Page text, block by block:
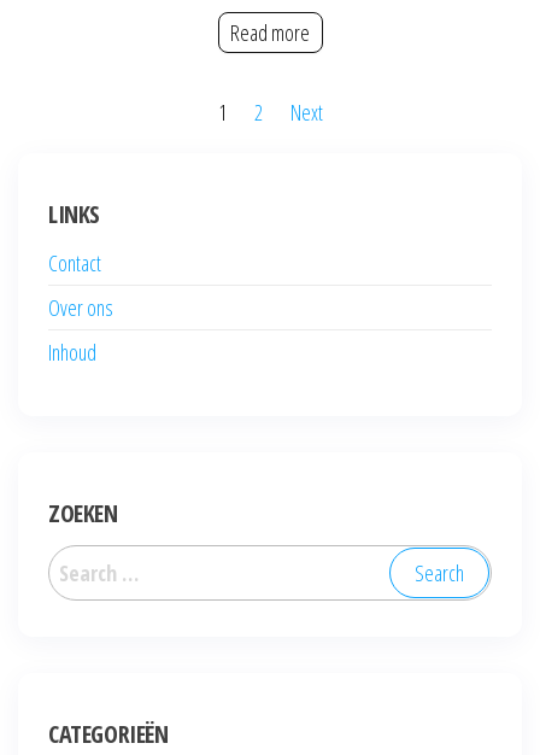
Read more
1 2 Next
LINKS
Contact
Over ons
Inhoud
ZOEKEN
Search
for:
CATEGORIEËN